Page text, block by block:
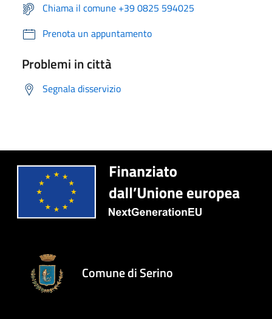
Chiama il comune +39 0825 594025
Prenota un appuntamento
Problemi in città
Segnala disservizio
Comune di Serino